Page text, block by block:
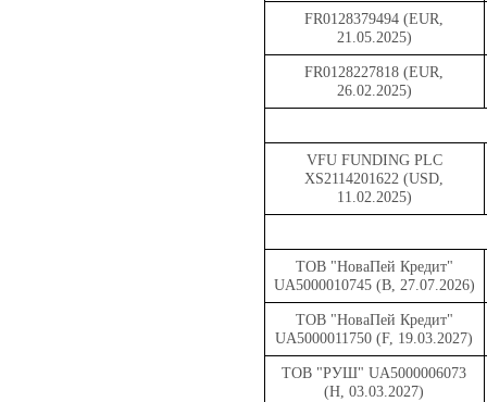
FR0128379494 (EUR,
21.05.2025)
FR0128227818 (EUR,
26.02.2025)
VFU FUNDING PLC
XS2114201622 (USD,
1 1.02.2025)
ТОВ "НоваПей Кредит"
UA5000010745 (B, 27.07.2026)
ТОВ "НоваПей Кредит"
UA5000011750 (F, 19.03.2027)
ТОВ "РУШ" UA5000006073
(H, 03.03.2027)